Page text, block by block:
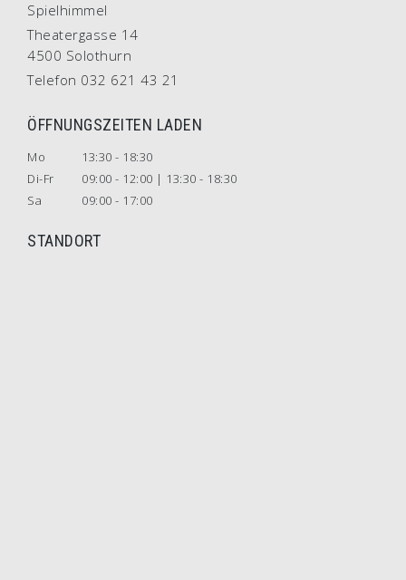
Spielhimmel
Theatergasse 14
4500 Solothurn
Telefon 032 621 43 21
ÖFFNUNGSZEITEN LADEN
Mo
13:30 - 18:30
Di-Fr
09:00 - 12:00 | 13:30 - 18:30
Sa
09:00 - 17:00
STANDORT